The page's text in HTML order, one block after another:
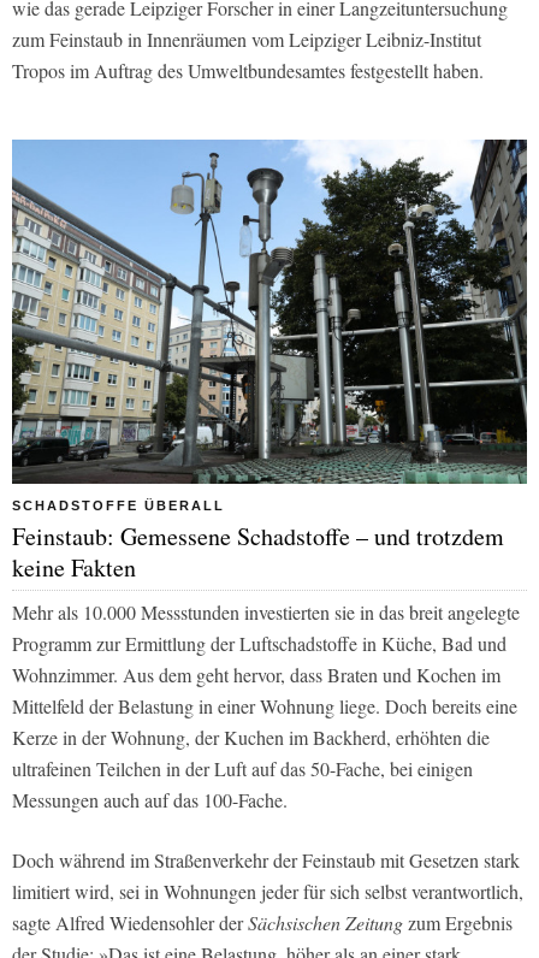
wie das gerade Leipziger Forscher in einer Langzeituntersuchung
zum Feinstaub in Innenräumen vom Leipziger Leibniz-Institut
Tropos im Auftrag des Umweltbundesamtes festgestellt haben.
SCHADSTOFFE ÜBERALL
Feinstaub: Gemessene Schadstoffe – und trotzdem
keine Fakten
Mehr als 10.000 Messstunden investierten sie in das breit angelegte
Programm zur Ermittlung der Luftschadstoffe in Küche, Bad und
Wohnzimmer. Aus dem geht hervor, dass Braten und Kochen im
Mittelfeld der Belastung in einer Wohnung liege. Doch bereits eine
Kerze in der Wohnung, der Kuchen im Backherd, erhöhten die
ultrafeinen Teilchen in der Luft auf das 50-Fache, bei einigen
Messungen auch auf das 100-Fache.
Doch während im Straßenverkehr der Feinstaub mit Gesetzen stark
limitiert wird, sei in Wohnungen jeder für sich selbst verantwortlich,
sagte Alfred Wiedensohler derSächsischen Zeitungzum Ergebnis